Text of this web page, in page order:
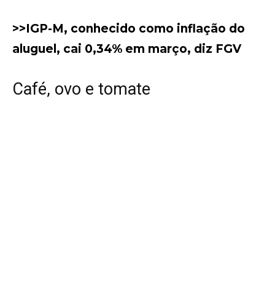
>>IGP-M, conhecido como inflação do
aluguel, cai 0,34% em março, diz FGV
Café, ovo e tomate